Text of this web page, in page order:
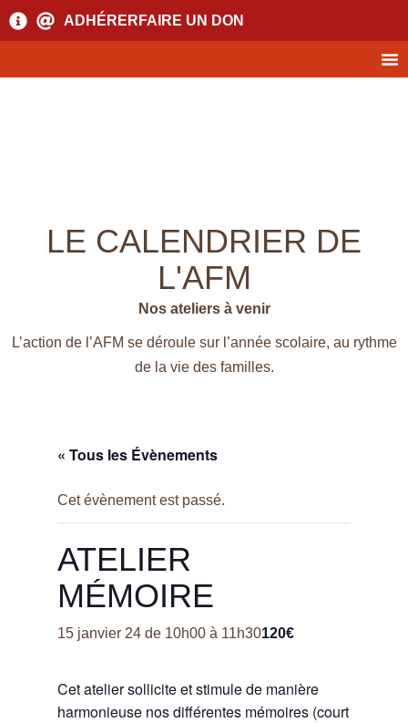
ADHÉRER FAIRE UN DON
LE CALENDRIER DE
L'AFM
Nos ateliers à venir
L’action de l’AFM se déroule sur l’année scolaire, au rythme
de la vie des familles.
« Tous les Évènements
Cet évènement est passé.
ATELIER
MÉMOIRE
15 janvier 24 de 10h00à 11h30120€
Cet atelier sollicite et stimule de manière
harmonieuse nos différentes mémoires (court